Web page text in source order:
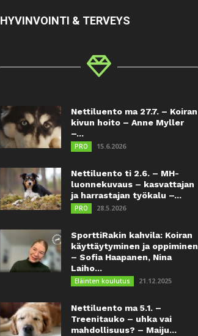
HYVINVOINTI & TERVEYS
Nettiluento ma 27.7. – Koiran
kivun hoito – Anne Myller
–...
PRO 15.6.2026
Nettiluento ti 2.6. – MH-
luonnekuvaus – kasvattajan
ja harrastajan työkalu –...
PRO 28.5.2026
SporttiRakin kahvila: Koiran
käyttäytyminen ja oppiminen
– Sofia Haapanen, Nina
Laiho...
Eläinten koulutus 21.12.2025
Nettiluento ma 5.1. –
Treenitauko – uhka vai
mahdollisuus? – Maiju...